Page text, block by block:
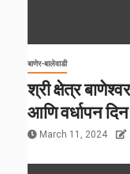
बाणेर-बालेवाडी
श्री क्षेत्र
आणि वर्धापन
March 11, 2024